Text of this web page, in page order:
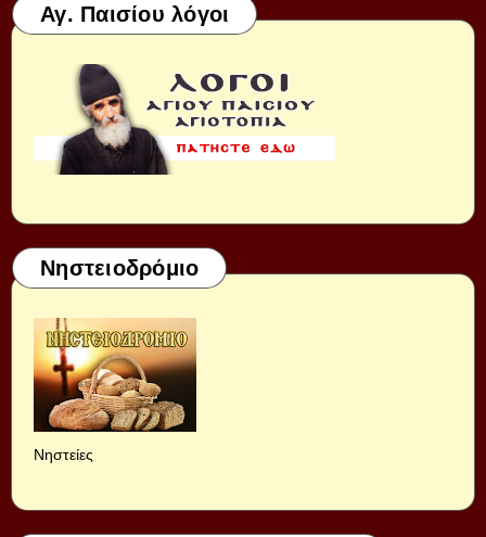
Αγ. Παισίου λόγοι
Νηστειοδρόμιο
Νηστείες